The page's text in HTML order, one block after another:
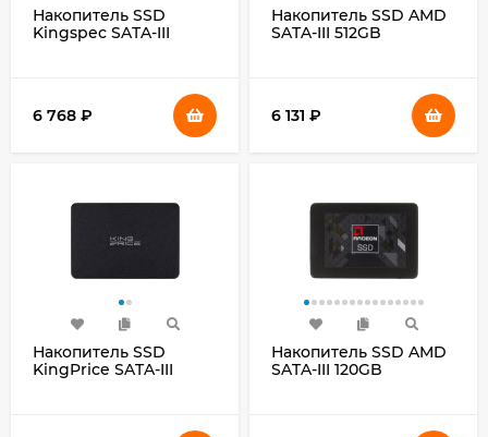
Накопитель SSD
Kingspec SATA-III
6 768 ₽
Накопитель SSD AMD
SATA-III 512GB
6 131 ₽
Накопитель SSD
KingPrice SATA-III
Накопитель SSD AMD
SATA-III 120GB